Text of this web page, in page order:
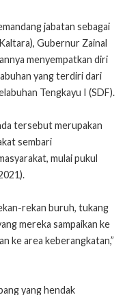
jabatan sebagai
Gubernur Zainal
menyempatkan diri
yang terdiri dari
Tengkayu I (SDF).
tersebut merupakan
sembari
mulai pukul
rekan buruh, tukang
mereka sampaikan ke
ke area keberangkatan,”
yang hendak